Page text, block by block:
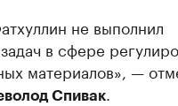
не выполнил
в сфере
материалов», —
Спивак